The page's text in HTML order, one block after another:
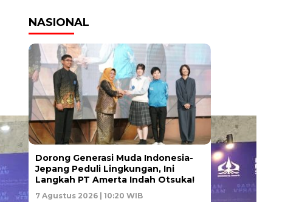
NASIONAL
Dorong Generasi Muda Indonesia-
Jepang Peduli Lingkungan, Ini
Langkah PT Amerta Indah Otsuka!
7 Agustus 2026 | 10:20 WIB